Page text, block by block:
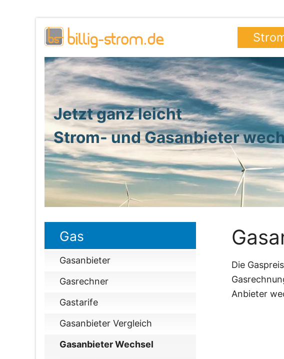
Jetzt ganz leicht
Strom- und Gasanbieter
Die
Anbieter
Gas
Gasanbieter
Gasrechner
Gastarife
Gasanbieter Vergleich
Gasanbieter Wechsel